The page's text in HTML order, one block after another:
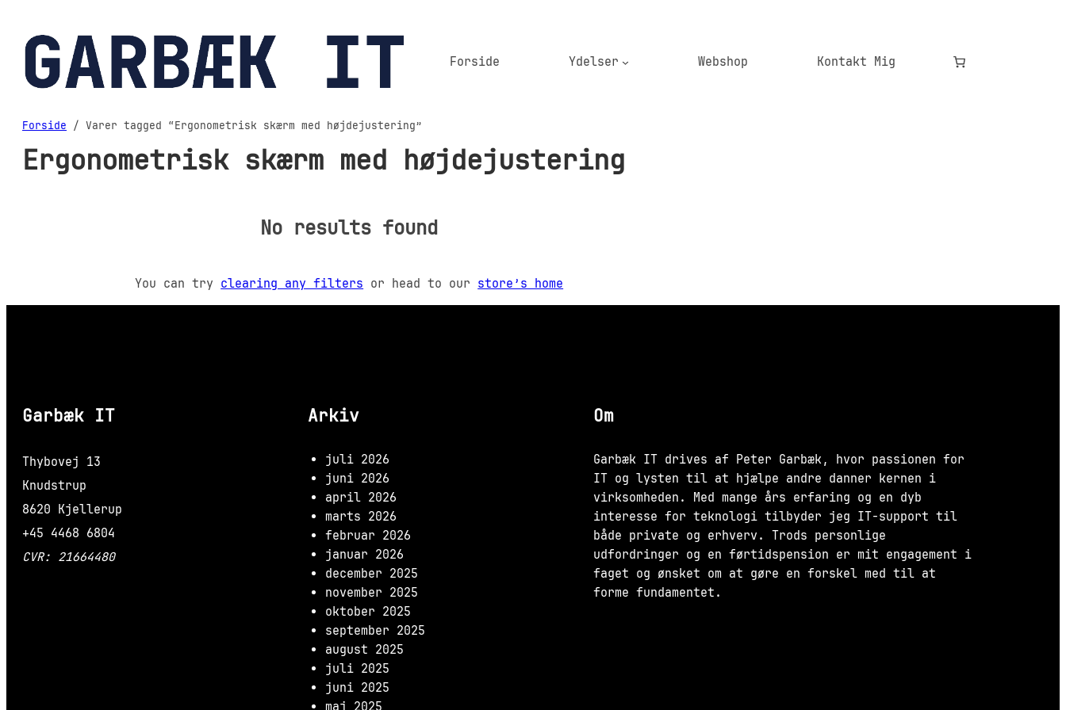
indhold
Forside Ydelser Webshop Kontakt Mig
Forside / Varer tagged “Ergonometrisk skærm med højdejustering”
Ergonometrisk skærm med højdejustering
No results found
You can try clearing any filters or head to our store’s home
Garbæk IT
Thybovej 13
Knudstrup
8620 Kjellerup
+45 4468 6804
CVR: 21664480
Arkiv
juli 2026
juni 2026
april 2026
marts 2026
februar 2026
januar 2026
december 2025
november 2025
oktober 2025
september 2025
august 2025
juli 2025
juni 2025
maj 2025
Om
Garbæk IT drives af Peter Garbæk, hvor passionen for
IT og lysten til at hjælpe andre danner kernen i
virksomheden. Med mange års erfaring og en dyb
interesse for teknologi tilbyder jeg IT-support til
både private og erhverv. Trods personlige
udfordringer og en førtidspension er mit engagement i
faget og ønsket om at gøre en forskel med til at
forme fundamentet.